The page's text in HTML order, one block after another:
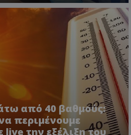
από 40 βαθμούς:
περιμένουμε
live την εξέλιξη του